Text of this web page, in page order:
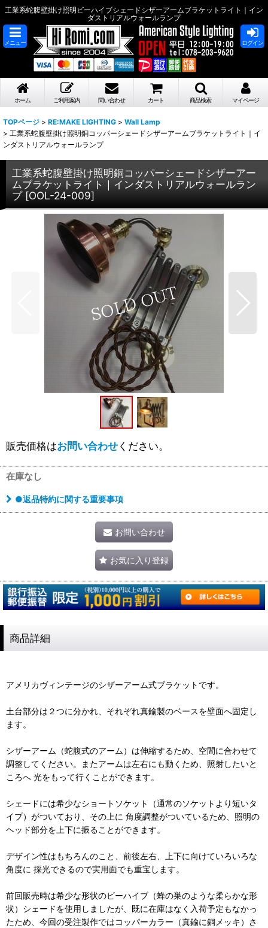
工業系蛇腹壁掛け照明ビーハイブシェードシザーアームブラケットライト｜イン
ダストリアルウォールランプ
メニュー ログイン
ホーム ご利用案内 問い合わせ カート 商品検索 マイページ
TOPページ > RE:MAKE LIGHTING > Wall Lamp
> 工業系蛇腹壁掛け照明銅コッパーシェードシザーアームブラケットライト｜イ
ンダストリアルウォールランプ
工業系蛇腹壁掛け照明銅コッパーシェードシザーアー
ムブラケットライト｜インダストリアルウォールラン
プ [OOL-24-009]
販売価格はお問い合わせください。
在庫なし
●返品特約に関する重要事項
お問い合わせ
お気に入り登録
商品詳細
アメリカヴィンテージのシザーアーム式ブラケットです。
土台部分は２つに分かれ、それぞれ真鍮製のベースを壁面へ固定し
ます。
シザーアーム（蛇腹式のアーム）は伸縮するため、空間に合わせて
調整してください。またアームは左右にも動くため、照射したいと
ころへ 光をもって行くことができます。
シェードには希少なショートソケット（通常のソケットより短いタ
イプ）がついており、その上に 角度調整がついているため、照明の
ヘッド部分を上下に振ることができます。
デザイン性はもちろんのこと、前後左右、上下に向けていろいろな
角度に 採光できるので実用面でも重宝します。
前回販売時は希少な形状のビーハイブ（蜂の巣のような柔らかな形
状）シェードを使用しましたが、既に在庫はなく入荷予定もなかっ
たため、今回の受注製作ではコッパーカラー（真鍮に銅メッキ）さ